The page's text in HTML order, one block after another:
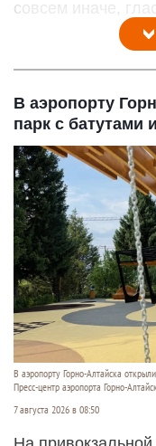
совсем иначе,
В аэропорту
парк с батутами
В аэропорту Горно-Алтайска
Пресс-центр аэропорта Горно-
7 августа 2026 в 08:50